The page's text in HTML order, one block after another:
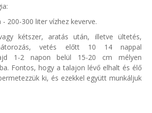
200-300 liter vízhez keverve.
kétszer, aratás után, illetve ültetés,
vetés előtt 10 14 nappal
1-2 napon belül 15-20 cm mélyen
Fontos, hogy a talajon lévő elhalt és élő
ki, és ezekkel együtt munkáljuk